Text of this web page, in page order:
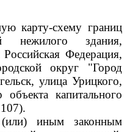
карту-схему границ
нежилого здания,
Федерация,
округ "Город
улица Урицкого,
капитального
иным законным